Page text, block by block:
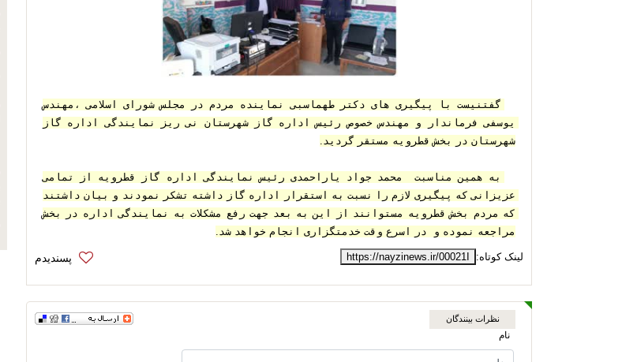
گفتنیست با پیگیری های دکتر طهماسبی نماینده مردم در مجلس شورای اسلامی ،مهندس
شهرستان در بخش قطرویه مستقر گردید.
به همین مناسبت  محمد جواد یاراحمدی رئیس نمایندگی اداره گاز قطرویه از تمامی
که مردم بخش قطرویه مستوانند از این به بعد جهت رفع مشکلات به نمایندگی اداره در بخش
مراجعه نموده و  در اسرع وقت خدمتگزاری انجام خواهد شد.
لینک کوتاه: https://nayzinews.ir/00021I
نظرات بینندگان
نام